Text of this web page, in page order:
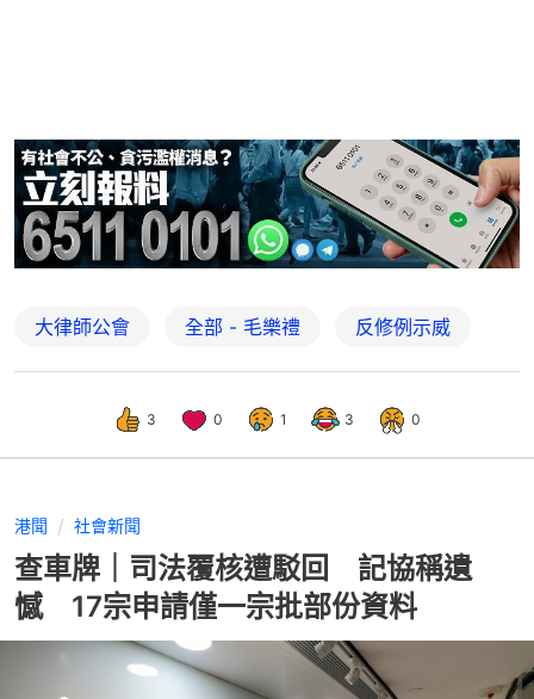
大律師公會 全部 - 毛樂禮 反修例示威
3 0 1 3 0
港聞 社會新聞
查車牌｜司法覆核遭駁回 記協稱遺
憾 17宗申請僅一宗批部份資料